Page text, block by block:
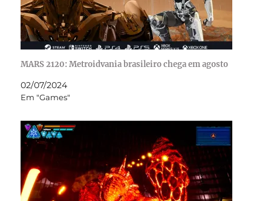
MARS 2120: Metroidvania brasileiro chega em agosto
02/07/2024
Em "Games"